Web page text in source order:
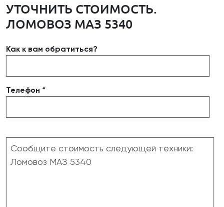
УТОЧНИТЬ СТОИМОСТЬ.
ЛОМОВОЗ МАЗ 5340
Как к вам обратиться?
Телефон *